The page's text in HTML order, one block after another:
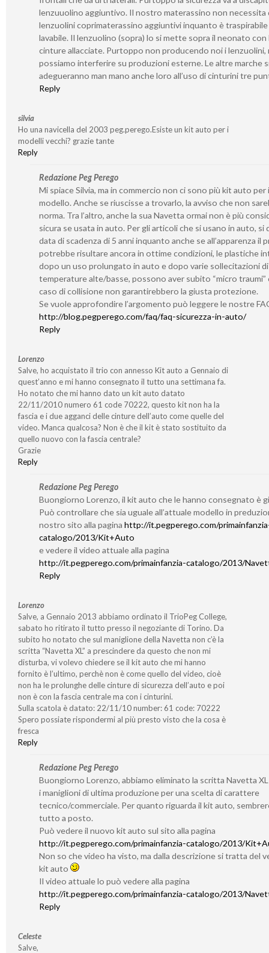
lenzuuolino aggiuntivo. Il nostro materassino non necessita
lenzuolini coprimaterassino aggiuntivi inquanto è traspirabile
lavabile. Il lenzuolino (sopra) lo si mette sopra il neonato con
cinture allacciate. Purtoppo non producendo noi i lenzuolini,
possiamo interferire su produzioni esterne. Le altre marche
adegueranno man mano anche loro all’uso di cinturini tre
Reply
silvia
Ho una navicella del 2003 peg.perego.Esiste un kit auto per i
modelli vecchi? grazie tante
Reply
Redazione Peg Perego
Mi spiace Silvia, ma in commercio non ci sono più kit auto per
modello. Anche se riuscisse a trovarlo, la avviso che non
norma. Tra l’altro, anche la sua Navetta ormai non è più
sicura se usata in auto. Per gli articoli che si usano in auto, si
data di scadenza di 5 anni inquanto anche se all’apparenza il
potrebbe risultare ancora in ottime condizioni, le plastiche
dopo un uso prolungato in auto e dopo varie sollecitazioni di
temperature alte/basse, possono aver subito “micro traumi”
caso di collisione non garantirebbero la giusta protezione.
Se vuole approfondire l’argomento può leggere le nostre
http://blog.pegperego.com/faq/faq-sicurezza-in-auto/
Reply
Lorenzo
Salve, ho acquistato il trio con annesso Kit auto a Gennaio di
quest’anno e mi hanno consegnato il tutto una settimana fa.
Ho notato che mi hanno dato un kit auto datato
22/11/2010 numero 61 code 70222, questo kit non ha la
fascia e i due agganci delle cinture dell’auto come quelle del
video. Manca qualcosa? Non è che il kit è stato sostituito da
quello nuovo con la fascia centrale?
Grazie
Reply
Redazione Peg Perego
Buongiorno Lorenzo, il kit auto che le hanno consegnato è
Può controllare che sia uguale all’attuale modello in
nostro sito alla pagina http://it.pegperego.com/
catalogo/2013/Kit+Auto
e vedere il video attuale alla pagina
http://it.pegperego.com/primainfanzia-catalogo/2013/
Reply
Lorenzo
Salve, a Gennaio 2013 abbiamo ordinato il TrioPeg College,
sabato ho ritirato il tutto presso il negoziante di Torino. Da
subito ho notato che sul maniglione della Navetta non c’è la
scritta “Navetta XL” a prescindere da questo che non mi
disturba, vi volevo chiedere se il kit auto che mi hanno
fornito è l’ultimo, perchè non è come quello del video, cioè
non ha le prolunghe delle cinture di sicurezza dell’auto e poi
non è con la fascia centrale ma con i cinturini.
Sulla scatola è datato: 22/11/10 number: 61 code: 70222
Spero possiate rispondermi al più presto visto che la cosa è
fresca
Reply
Redazione Peg Perego
Buongiorno Lorenzo, abbiamo eliminato la scritta Navetta
i maniglioni di ultima produzione per una scelta di carattere
tecnico/commerciale. Per quanto riguarda il kit auto,
tutto a posto.
Può vedere il nuovo kit auto sul sito alla pagina
http://it.pegperego.com/primainfanzia-catalogo/2013/
Non so che video ha visto, ma dalla descrizione si tratta del
kit auto
Il video attuale lo può vedere alla pagina
http://it.pegperego.com/primainfanzia-catalogo/2013/
Reply
Celeste
Salve,